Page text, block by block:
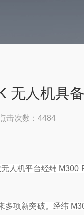
无人机具
点击次数：4484
人机平台经纬
多项新突破。经纬